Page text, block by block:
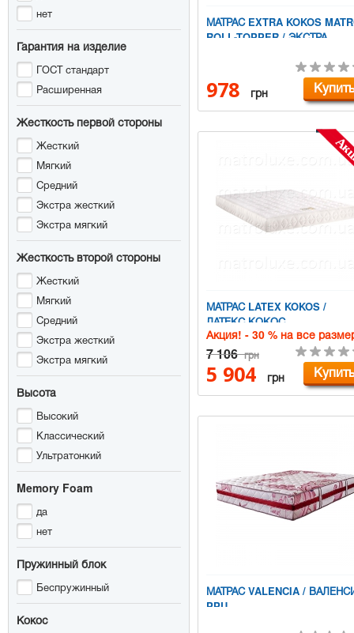
нет
Гарантия на изделие
ГОСТ стандарт
Расширенная
Жесткость первой стороны
Жесткий
Мягкий
Средний
Экстра жесткий
Экстра мягкий
Жесткость второй стороны
Жесткий
Мягкий
Средний
Экстра жесткий
Экстра мягкий
Высота
Высокий
Классический
Ультратонкий
Memory Foam
да
нет
Пружинный блок
Беспружинный
Кокос
МАТРАС EXTRA KOKOS
ROLL-TOPPER / ЭКСТРА
978 грн Купить
МАТРАС LATEX KOKOS /
ЛАТЕКС КОКОС
Акция! - 30 % на все
7 106грн
5 904 грн Купить
МАТРАС VALENCIA /
PPU